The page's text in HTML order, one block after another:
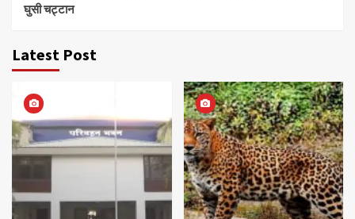
घुसी चट्टान
Latest Post